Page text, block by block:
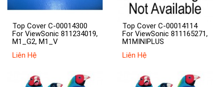
Top Cover C-00014300
For ViewSonic 811234019,
M1_G2, M1_V
Liên Hệ
Top Cover C-00014114
For ViewSonic 811165271,
M1MINIPLUS
Liên Hệ